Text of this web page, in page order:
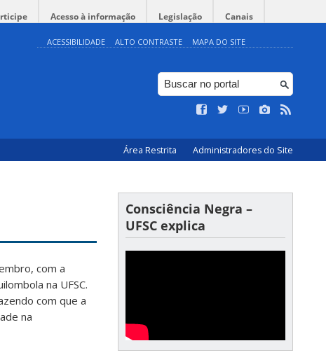
Acesso à informação Legislação Canais
ACESSIBILIDADE ALTO CONTRASTE MAPA DO SITE
Área Restrita Administradores do Site
com a
na UFSC.
com que a
na
Consciência Negra –
UFSC explica